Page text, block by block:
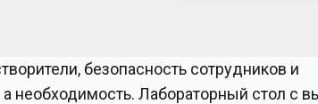
безопасность сотрудников и
а необходимость. Лабораторный стол с